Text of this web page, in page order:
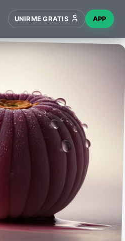
HUB
WIKI
NUEVO
UNIRME GRATIS APP